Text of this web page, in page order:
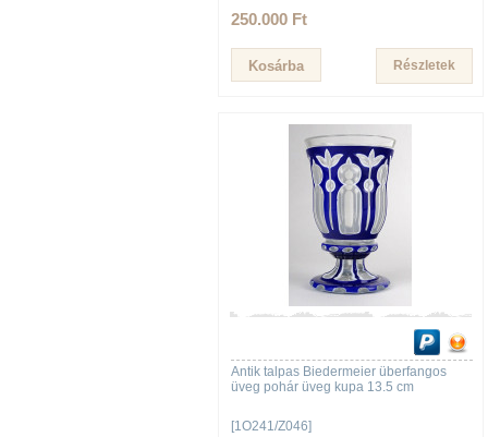
250.000 Ft
Részletek
Antik talpas Biedermeier überfangos
üveg pohár üveg kupa 13.5 cm
[1O241/Z046]